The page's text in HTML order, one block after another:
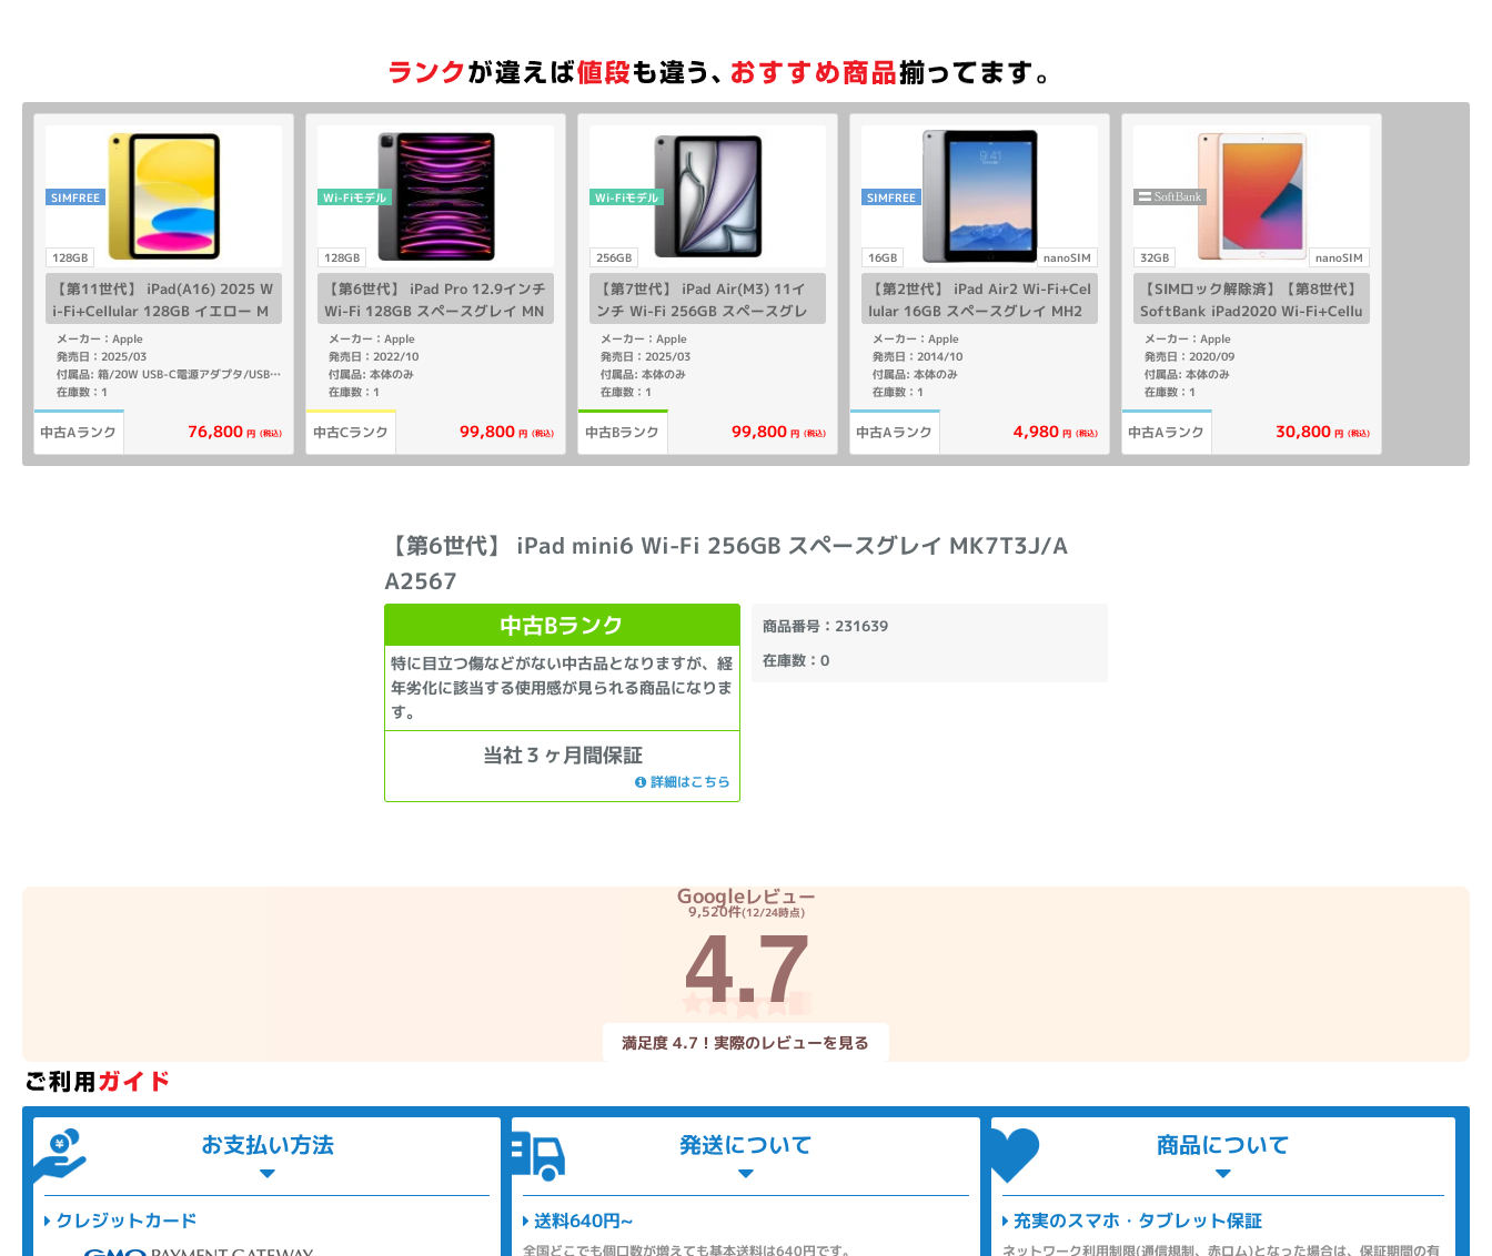
128GB
SIMFREE
【第11世代】 iPad(A16) 2025 W
i-Fi+Cellular 128GB イエロー M
D7H4J/A A3355 【SoftBank版S
IMフリー】
メーカー：Apple
発売日：2025/03
付属品: 箱/20W USB-C電源アダプタ/USB-C充電ケーブル(1m)/マニュアル
在庫数：1
中古Aランク 76,800 円 (税込)
128GB
Wi-Fiモデル
【第6世代】 iPad Pro 12.9インチ
Wi-Fi 128GB スペースグレイ MN
XP3J/A A2436
メーカー：Apple
発売日：2022/10
付属品: 本体のみ
在庫数：1
中古Cランク 99,800 円 (税込)
256GB
Wi-Fiモデル
【第7世代】 iPad Air(M3) 11イ
ンチ Wi-Fi 256GB スペースグレ
イ MCA14J/A A3266
メーカー：Apple
発売日：2025/03
付属品: 本体のみ
在庫数：1
中古Bランク 99,800 円 (税込)
16GB nanoSIM
SIMFREE
【第2世代】 iPad Air2 Wi-Fi+Cel
lular 16GB スペースグレイ MH2
U2LL/A A1567 【海外版SIMフリ
ー】
メーカー：Apple
発売日：2014/10
付属品: 本体のみ
在庫数：1
中古Aランク 4,980 円 (税込)
32GB nanoSIM
【SIMロック解除済】【第8世代】
SoftBank iPad2020 Wi-Fi+Cellu
lar 32GB ゴールド MYMK2J/A A
2429
メーカー：Apple
発売日：2020/09
付属品: 本体のみ
在庫数：1
中古Aランク 30,800 円 (税込)
【第6世代】 iPad mini6 Wi-Fi 256GB スペースグレイ MK7T3J/A
A2567
中古Bランク
特に目立つ傷などがない中古品となりますが、経
年劣化に該当する使用感が見られる商品になりま
す。
当社３ヶ月間保証
詳細はこちら
商品番号：231639
在庫数：0
Googleレビュー
9,520件(12/24時点)
4.7
満足度 4.7！実際のレビューを見る
お支払い方法
クレジットカード
発送について
送料640円~
全国どこでも個口数が増えても基本送料は640円です。
商品について
充実のスマホ・タブレット保証
ネットワーク利用制限(通信規制、赤ロム)となった場合は、保証期間の有